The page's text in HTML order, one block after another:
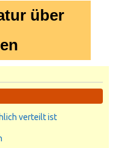
über
verteilt ist